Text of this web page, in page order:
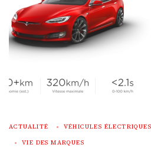
ACTUALITÉ VÉHICULES
VIE DES MARQUES